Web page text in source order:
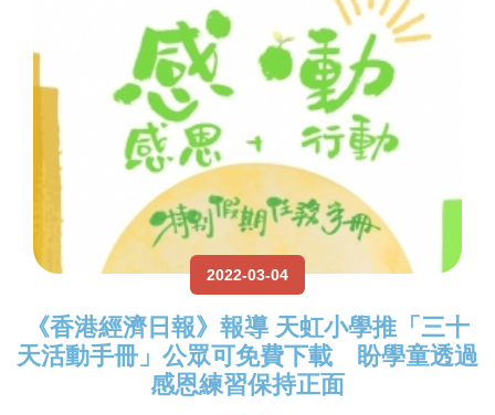
2022-03-04
《香港經濟日報》報導 天虹小學推「三十
天活動手冊」公眾可免費下載 盼學童透過
感恩練習保持正面